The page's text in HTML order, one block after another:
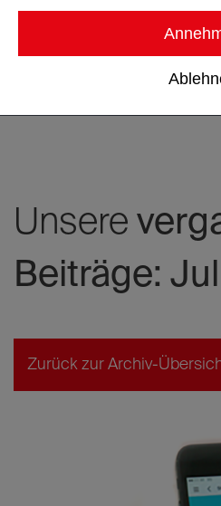
Unsere
Beiträge:
Zurück zur Archiv-